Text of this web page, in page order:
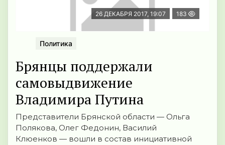
26 ДЕКАБРЯ 2017, 19:07 183
Политика
Брянцы поддержали
самовыдвижение
Владимира Путина
Представители Брянской области — Ольга
Полякова, Олег Федонин, Василий
Клюенков — вошли в состав инициативной